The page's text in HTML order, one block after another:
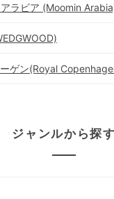
ラビア (Moomin
ゲン(Royal
ジャンルから探す